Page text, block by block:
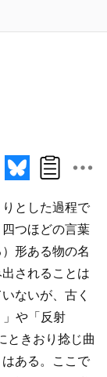
とした過程で
四つほどの言葉
形ある物の名
されることは
ないが、古く
や「反射
ときおり捻じ曲
ある。ここで